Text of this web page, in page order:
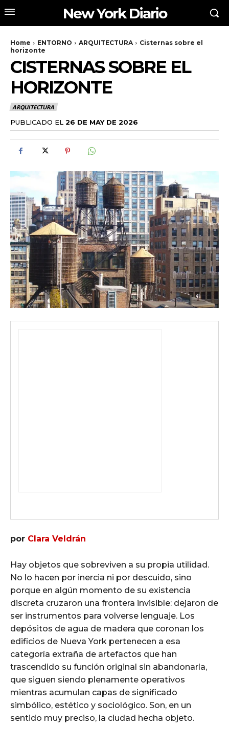
New York Diario
Home ENTORNO ARQUITECTURA
Cisternas sobre el
horizonte
CISTERNAS SOBRE EL
HORIZONTE
ARQUITECTURA
PUBLICADO EL 26 DE MAY DE 2026
por Clara Veldrán
Hay objetos que sobreviven a su propia utilidad.
No lo hacen por inercia ni por descuido, sino
porque en algún momento de su existencia
discreta cruzaron una frontera invisible: dejaron de
ser instrumentos para volverse lenguaje. Los
depósitos de agua de madera que coronan los
edificios de Nueva York pertenecen a esa
categoría extraña de artefactos que han
trascendido su función original sin abandonarla,
que siguen siendo plenamente operativos
mientras acumulan capas de significado
simbólico, estético y sociológico. Son, en un
sentido muy preciso, la ciudad hecha objeto.